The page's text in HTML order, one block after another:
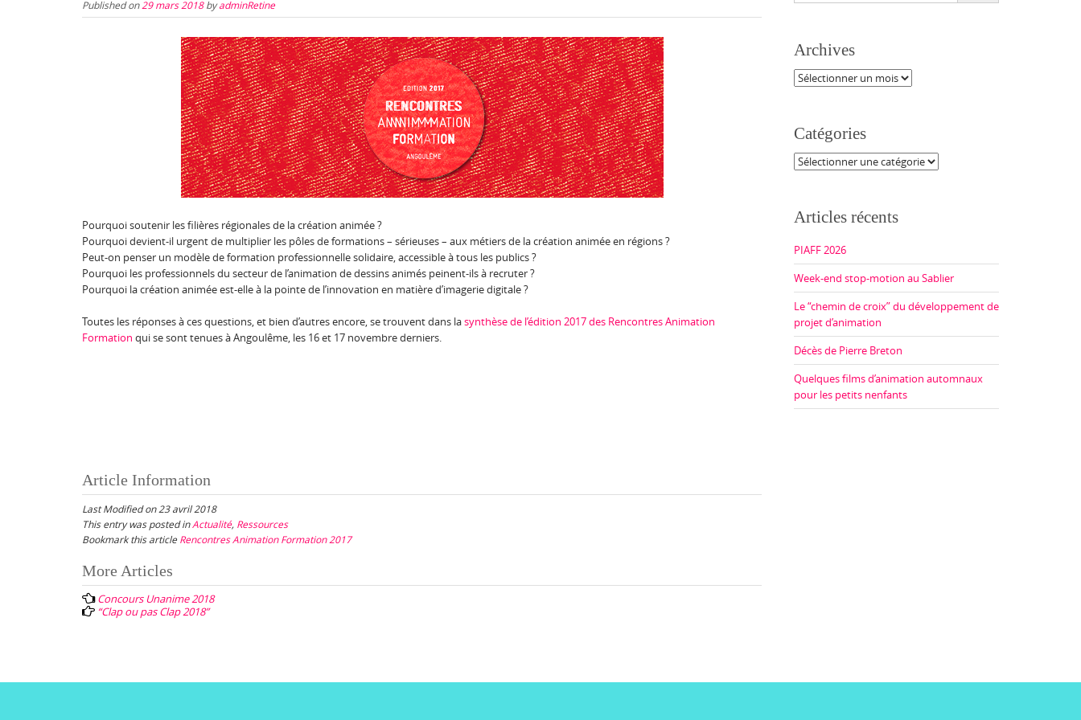
Published on29 mars 2018byadminRetine
Pourquoi soutenir les filières régionales de la création animée ?
Pourquoi devient-il urgent de multiplier les pôles de formations – sérieuses – aux métiers de la création animée en régions ?
Peut-on penser un modèle de formation professionnelle solidaire, accessible à tous les publics ?
Pourquoi les professionnels du secteur de l’animation de dessins animés peinent-ils à recruter ?
Pourquoi la création animée est-elle à la pointe de l’innovation en matière d’imagerie digitale ?
Toutes les réponses à ces questions, et bien d’autres encore, se trouvent dans lasynthèse de l’édition 2017 des Rencontres Animation
Formation qui se sont tenues à Angoulême, les 16 et 17 novembre derniers.
Article Information
Last Modified on 23 avril 2018
This entry was posted inActualité, Ressources
Bookmark this article Rencontres Animation Formation 2017
Post
navigation
More Articles
Concours Unanime 2018
“Clap ou pas Clap 2018”
Archives
Archives
Catégories
Catégories
Articles récents
PIAFF 2026
Week-end stop-motion au Sablier
Le “chemin de croix” du développement de
projet d’animation
Décès de Pierre Breton
Quelques films d’animation automnaux
pour les petits nenfants